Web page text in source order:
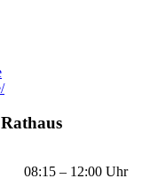
08:15 – 12:00 Uhr